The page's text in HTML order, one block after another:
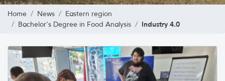
Home News
Eastern region
Bachelor's Degree in Food Analysis
Industry 4.0